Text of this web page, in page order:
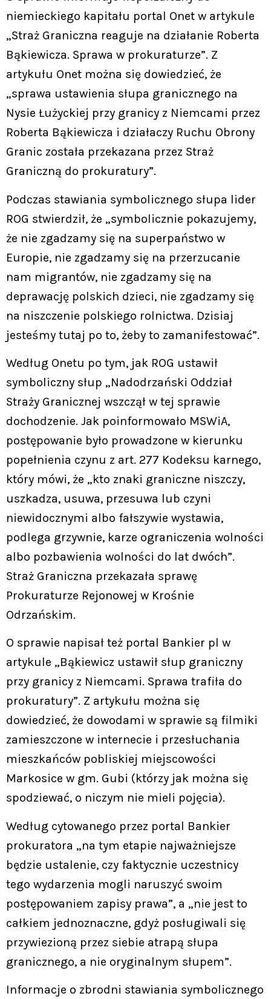
niemieckiego kapitału portal Onet w artykule
„Straż Graniczna reaguje na działanie Roberta
Bąkiewicza. Sprawa w prokuraturze”. Z
artykułu Onet można się dowiedzieć, że
„sprawa ustawienia słupa granicznego na
Nysie Łużyckiej przy granicy z Niemcami przez
Roberta Bąkiewicza i działaczy Ruchu Obrony
Granic została przekazana przez Straż
Graniczną do prokuratury”.
Podczas stawiania symbolicznego słupa lider
ROG stwierdził, że „symbolicznie pokazujemy,
że nie zgadzamy się na superpaństwo w
Europie, nie zgadzamy się na przerzucanie
nam migrantów, nie zgadzamy się na
deprawację polskich dzieci, nie zgadzamy się
na niszczenie polskiego rolnictwa. Dzisiaj
jesteśmy tutaj po to, żeby to zamanifestować”.
Według Onetu po tym, jak ROG ustawił
symboliczny słup „Nadodrzański Oddział
Straży Granicznej wszczął w tej sprawie
dochodzenie. Jak poinformowało MSWiA,
postępowanie było prowadzone w kierunku
popełnienia czynu z art. 277 Kodeksu karnego,
który mówi, że „kto znaki graniczne niszczy,
uszkadza, usuwa, przesuwa lub czyni
niewidocznymi albo fałszywie wystawia,
podlega grzywnie, karze ograniczenia wolności
albo pozbawienia wolności do lat dwóch”.
Straż Graniczna przekazała sprawę
Prokuraturze Rejonowej w Krośnie
Odrzańskim.
O sprawie napisał też portal Bankier pl w
artykule „Bąkiewicz ustawił słup graniczny
przy granicy z Niemcami. Sprawa trafiła do
prokuratury”. Z artykułu można się
dowiedzieć, że dowodami w sprawie są filmiki
zamieszczone w internecie i przesłuchania
mieszkańców pobliskiej miejscowości
Markosice w gm. Gubi (którzy jak można się
spodziewać, o niczym nie mieli pojęcia).
Według cytowanego przez portal Bankier
prokuratora „na tym etapie najważniejsze
będzie ustalenie, czy faktycznie uczestnicy
tego wydarzenia mogli naruszyć swoim
postępowaniem zapisy prawa”, a „nie jest to
całkiem jednoznaczne, gdyż posługiwali się
przywiezioną przez siebie atrapą słupa
granicznego, a nie oryginalnym słupem”.
Informacje o zbrodni stawiania symbolicznego